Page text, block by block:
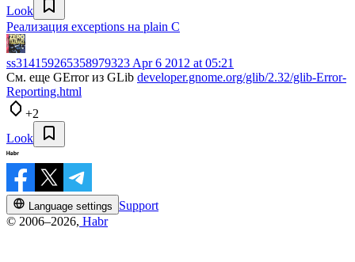
Look
Реализация exceptions на plain C
ss314159265358979323 Apr 6 2012 at 05:21
См. еще GError из GLib developer.gnome.org/glib/2.32/glib-Error-
Reporting.html
+2
Look
Language settings
Support
© 2006–2026, Habr